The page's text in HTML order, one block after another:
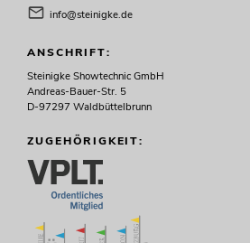
info@steinigke.de
ANSCHRIFT:
Steinigke Showtechnic GmbH
Andreas-Bauer-Str. 5
D-97297 Waldbüttelbrunn
ZUGEHÖRIGKEIT: